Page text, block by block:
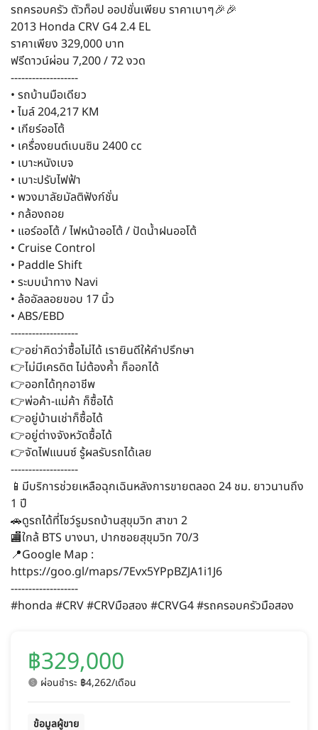
รถครอบครัว ตัวท็อป ออปชั่นเพียบ ราคาเบาๆ🎉🎉
2013 Honda CRV G4 2.4 EL
ราคาเพียง 329,000 บาท
ฟรีดาวน์ผ่อน 7,200 / 72 งวด
-------------------
• รถบ้านมือเดียว
• ไมล์ 204,217 KM
• เกียร์ออโต้
• เครื่องยนต์เบนซิน 2400 cc
• เบาะหนังเบจ
• เบาะปรับไฟฟ้า
• พวงมาลัยมัลติฟังก์ชั่น
• กล้องถอย
• แอร์ออโต้ / ไฟหน้าออโต้ / ปัดน้ำฝนออโต้
• Cruise Control
• Paddle Shift
• ระบบนำทาง Navi
• ล้ออัลลอยขอบ 17 นิ้ว
• ABS/EBD
-------------------
👉อย่าคิดว่าซื้อไม่ได้ เรายินดีให้คำปรึกษา
👉ไม่มีเครดิต ไม่ต้องค้ำ ก็ออกได้
👉ออกได้ทุกอาชีพ
👉พ่อค้า-แม่ค้า ก็ซื้อได้
👉อยู่บ้านเช่าก็ซื้อได้
👉อยู่ต่างจังหวัดซื้อได้
👉จัดไฟแนนซ์ รู้ผลรับรถได้เลย
-------------------
📱มีบริการช่วยเหลือฉุกเฉินหลังการขายตลอด 24 ชม. ยาวนานถึง
1 ปี
🚗ดูรถได้ที่โชว์รูมรถบ้านสุขุมวิท สาขา 2
🏬ใกล้ BTS บางนา, ปากซอยสุขุมวิท 70/3
📍Google Map :
https://goo.gl/maps/7Evx5YPpBZJA1i1J6
-------------------
#honda #CRV #CRVมือสอง #CRVG4 #รถครอบครัวมือสอง
฿329,000
ผ่อนชำระ ฿4,262/เดือน
ข้อมูลผู้ขาย